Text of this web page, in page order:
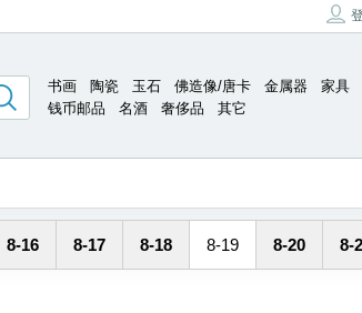
书画 陶瓷 玉石 佛造像/唐卡 金属器 家具
钱币邮品
名酒 奢侈品 其它
8-16 8-17 8-18 8-19 8-20 8-